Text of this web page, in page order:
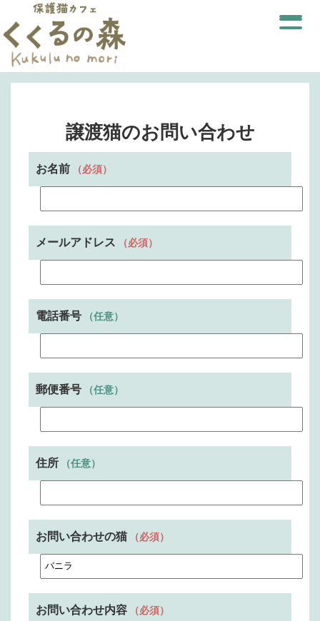
譲渡猫のお問い合わせ
お名前 （必須）
メールアドレス （必須）
電話番号 （任意）
郵便番号 （任意）
住所 （任意）
お問い合わせの猫 （必須）
お問い合わせ内容 （必須）